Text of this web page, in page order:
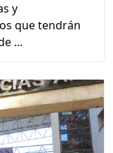
y
que tendrán
...